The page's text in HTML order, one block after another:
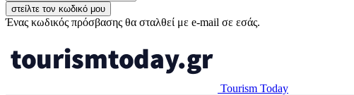
Ένας κωδικός πρόσβασης θα σταλθεί με e-mail σε εσάς.
Tourism Today